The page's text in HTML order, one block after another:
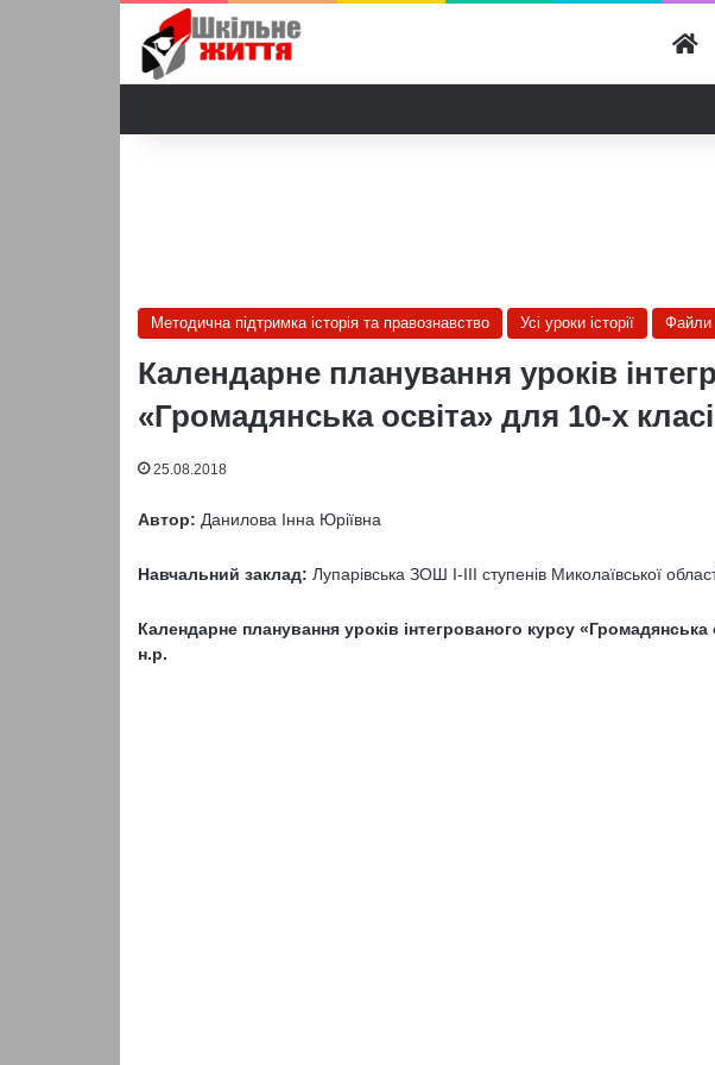
Методична підтримка історія та правознавство Усі уроки історії Файли
Календарне планування уроків
«Громадянська освіта» для 10-х
25.08.2018
Автор: Данилова Інна Юріївна
Навчальний заклад: Лупарівська ЗОШ І-ІІІ ступенів Миколаївської
Календарне планування уроків інтегрованого курсу «Громадянська
н.р.